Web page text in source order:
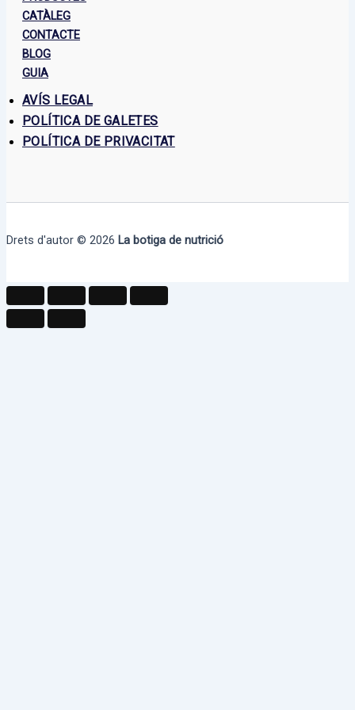
CATÀLEG
CONTACTE
BLOG
GUIA
AVÍS LEGAL
POLÍTICA DE GALETES
POLÍTICA DE PRIVACITAT
Drets d'autor © 2026 La botiga de nutrició